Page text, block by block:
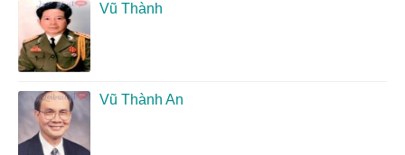
Vũ Thành
Vũ Thành An